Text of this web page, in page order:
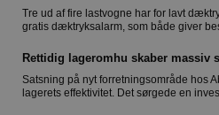
Tre ud af fire lastvogne har for lavt
gratis dæktryksalarm, som både giver
Rettidig lageromhu skaber massiv
Satsning på nyt forretningsområde hos
lagerets effektivitet. Det sørgede en